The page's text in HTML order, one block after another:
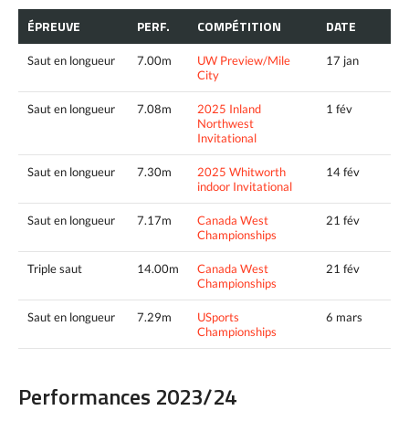
ÉPREUVE PERF. COMPÉTITION DATE
Saut en longueur 7.00m
UW Preview/Mile
City
17 jan
Saut en longueur 7.08m
2025 Inland
Northwest
Invitational
1 fév
Saut en longueur 7.30m
2025 Whitworth
indoor Invitational
14 fév
Saut en longueur 7.17m
Canada West
Championships
21 fév
Triple saut 14.00m
Canada West
Championships
21 fév
Saut en longueur 7.29m
USports
Championships
6 mars
Performances 2023/24